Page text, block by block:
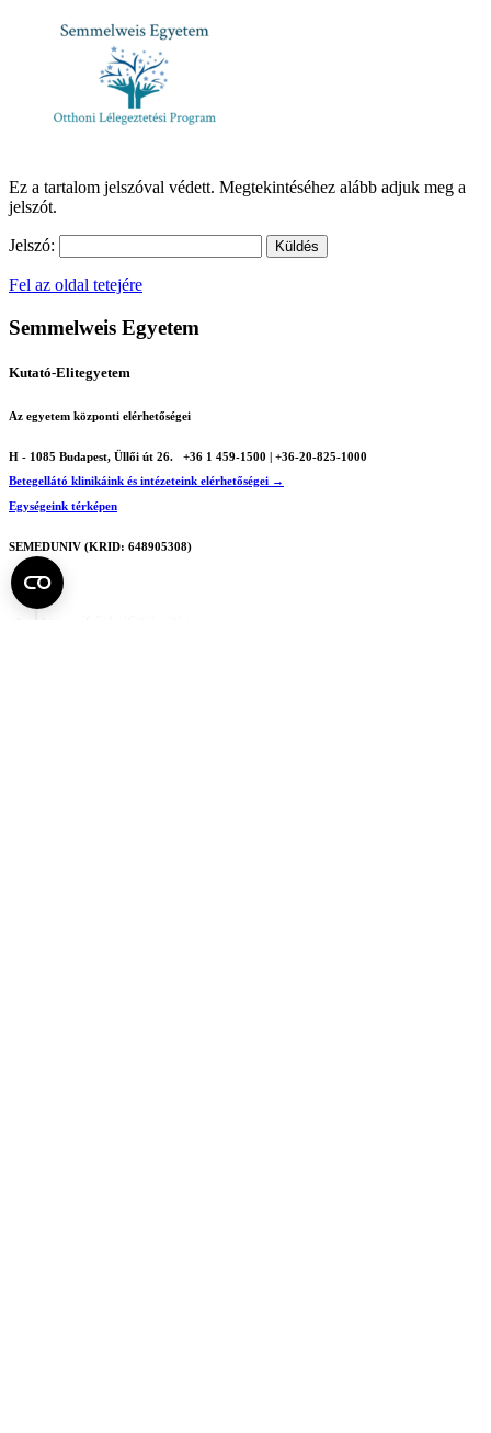
Ez a tartalom jelszóval védett. Megtekintéséhez alább adjuk meg a
jelszót.
Jelszó:
Fel az oldal tetejére
Semmelweis Egyetem
Kutató-Elitegyetem
Az egyetem központi elérhetőségei
H - 1085 Budapest, Üllői út 26.
+36 1 459-1500 | +36-20-825-1000
Betegellátó klinikáink és intézeteink elérhetőségei →
Egységeink térképen
SEMEDUNIV (KRID: 648905308)